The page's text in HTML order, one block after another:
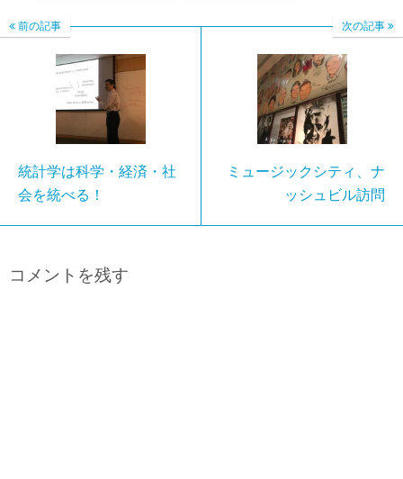
前の記事
統計学は科学・経済・社
会を統べる！
次の記事
ミュージックシティ、ナ
ッシュビル訪問
コメントを残す